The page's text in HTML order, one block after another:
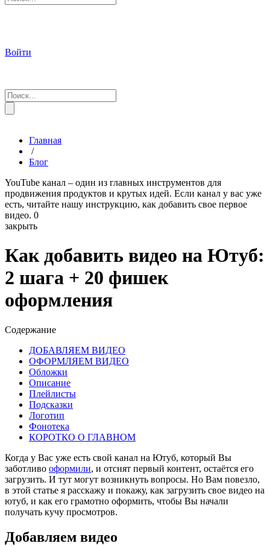
Войти
Главная
/
Блог
YouTube канал – один из главных инструментов для
продвижения продуктов и крутых идей. Если канал у вас уже
есть, читайте нашу инструкцию, как добавить свое первое
видео. 0
закрыть
Как добавить видео на Ютуб:
2 шага + 20 фишек
оформления
Содержание
ДОБАВЛЯЕМ ВИДЕО
ОФОРМЛЯЕМ ВИДЕО
Обложки
Описание
Плейлисты
Подсказки
Логотип
Фонотека
КОРОТКО О ГЛАВНОМ
Когда у Вас уже есть свой канал на Ютуб, который Вы
заботливо оформили, и отснят первый контент, остаётся его
загрузить. И тут могут возникнуть вопросы. Но Вам повезло,
в этой статье я расскажу и покажу, как загрузить свое видео на
ютуб, и как его грамотно оформить, чтобы Вы начали
получать кучу просмотров.
Добавляем видео